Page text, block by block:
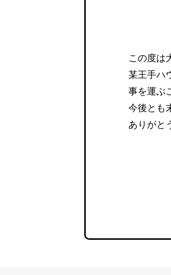
この度は
某王手ハ
事を運ぶ
今後とも
ありがと